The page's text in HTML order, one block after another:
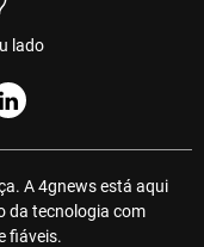
lado
A 4gnews está aqui
da tecnologia com
fiáveis.